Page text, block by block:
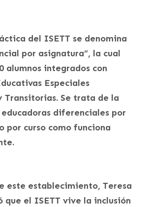
del ISETT se denomina
por asignatura”, la cual
alumnos integrados con
Especiales
Transitorias. Se trata de la
diferenciales por
por curso como funciona
este establecimiento, Teresa
que el ISETT vive la inclusión